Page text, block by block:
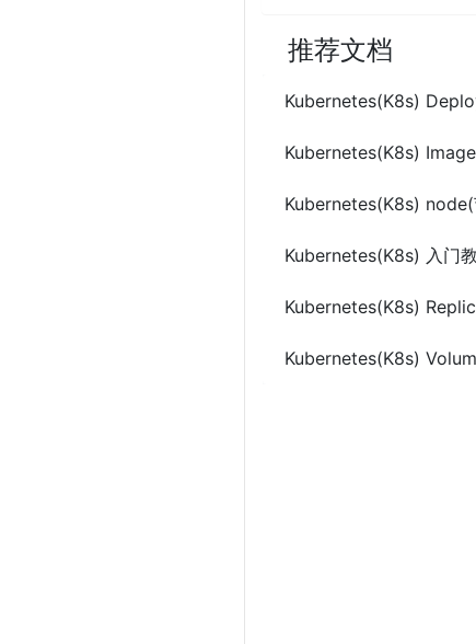
推荐文档
Kubernetes(K8s)
Kubernetes(K8s)
Kubernetes(K8s) node(
Kubernetes(K8s) 入门
Kubernetes(K8s)
Kubernetes(K8s)